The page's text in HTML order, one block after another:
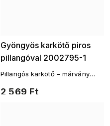
Gyöngyös karkötő piros
pillangóval 2002795-1
2 569 Ft
Pillangós karkötő – márvány